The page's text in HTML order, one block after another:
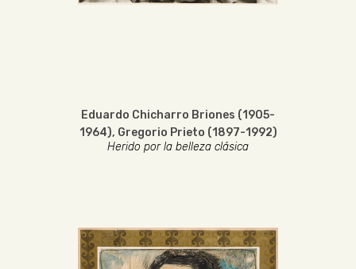
Eduardo Chicharro Briones (1905-
1964), Gregorio Prieto (1897-1992)
Herido por la belleza clásica